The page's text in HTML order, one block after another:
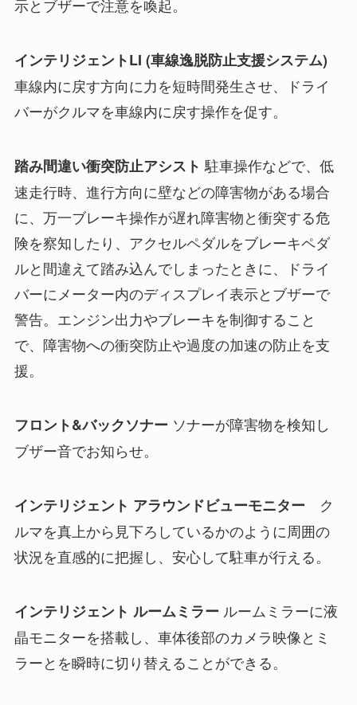
示とブザーで注意を喚起。
インテリジェントLI (車線逸脱防止支援システム)
車線内に戻す方向に力を短時間発生させ、ドライ
バーがクルマを車線内に戻す操作を促す。
踏み間違い衝突防止アシスト駐車操作などで、低
速走行時、進行方向に壁などの障害物がある場合
に、万一ブレーキ操作が遅れ障害物と衝突する危
険を察知したり、アクセルペダルをブレーキペダ
ルと間違えて踏み込んでしまったときに、ドライ
バーにメーター内のディスプレイ表示とブザーで
警告。エンジン出力やブレーキを制御すること
で、障害物への衝突防止や過度の加速の防止を支
援。
フロント&バックソナー ソナーが障害物を検知し
ブザー音でお知らせ。
インテリジェント アラウンドビューモニター ク
ルマを真上から見下ろしているかのように周囲の
状況を直感的に把握し、安心して駐車が行える。
インテリジェント ルームミラー ルームミラーに液
晶モニターを搭載し、車体後部のカメラ映像とミ
ラーとを瞬時に切り替えることができる。